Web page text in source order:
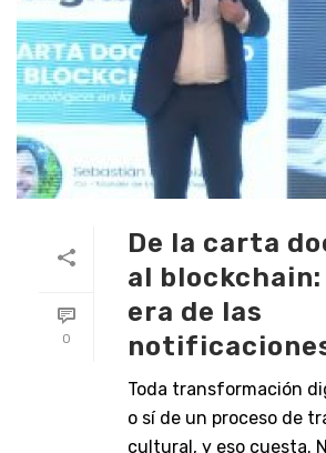
0
De la carta
al blockchain:
era de las
Toda transformación
o sí de un proceso de
cultural, y eso cuesta.